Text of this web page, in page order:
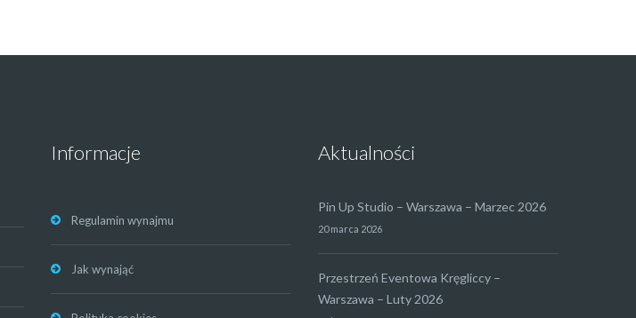
Informacje
Regulamin wynajmu
Jak wynająć
Aktualności
Pin Up Studio – Warszawa – Marzec 2026
20 marca 2026
Przestrzeń Eventowa Kręgliccy –
Warszawa – Luty 2026